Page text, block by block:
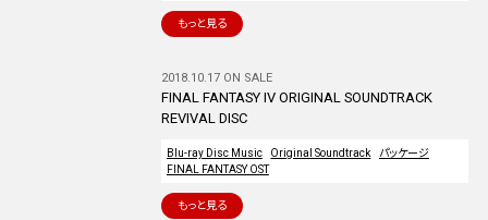
もっと見る
2018.10.17 ON SALE
FINAL FANTASY IV ORIGINAL SOUNDTRACK
REVIVAL DISC
Blu-ray Disc Music Original Soundtrack
パッケージ
FINAL FANTASY OST
もっと見る